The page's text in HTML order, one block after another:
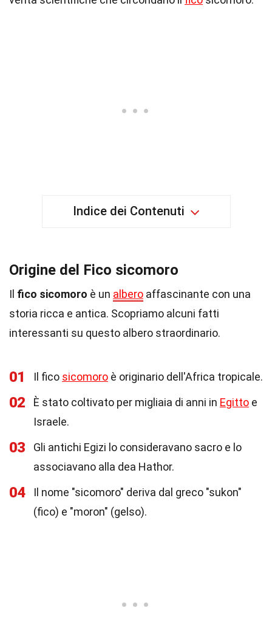
Indice dei Contenuti
Origine del Fico sicomoro
Il fico sicomoro è un albero affascinante con una
storia ricca e antica. Scopriamo alcuni fatti
interessanti su questo albero straordinario.
01 Il fico sicomoro è originario dell'Africa tropicale.
02 È stato coltivato per migliaia di anni in Egitto e
Israele.
03
Gli antichi Egizi lo consideravano sacro e lo
associavano alla dea Hathor.
04
Il nome "sicomoro" deriva dal greco "sukon"
(fico) e "moron" (gelso).